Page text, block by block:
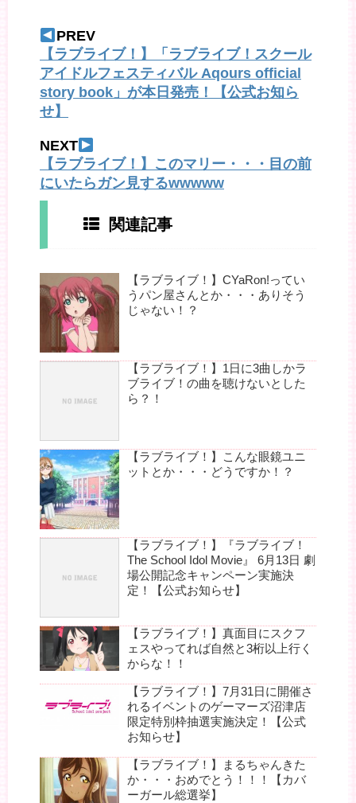
PREV
【ラブライブ！】「ラブライブ！スクール
アイドルフェスティバル Aqours official
story book」が本日発売！【公式お知ら
せ】
NEXT
【ラブライブ！】このマリー・・・目の前
にいたらガン見するwwwww
関連記事
【ラブライブ！】CYaRon!ってい
うパン屋さんとか・・・ありそう
じゃない！？
【ラブライブ！】1日に3曲しかラ
ブライブ！の曲を聴けないとした
ら？！
【ラブライブ！】こんな眼鏡ユニ
ットとか・・・どうですか！？
【ラブライブ！】『ラブライブ！
The School Idol Movie』 6月13日 劇
場公開記念キャンペーン実施決
定！【公式お知らせ】
【ラブライブ！】真面目にスクフ
ェスやってれば自然と3桁以上行く
からな！！
【ラブライブ！】7月31日に開催さ
れるイベントのゲーマーズ沼津店
限定特別枠抽選実施決定！【公式
お知らせ】
【ラブライブ！】まるちゃんきた
か・・・おめでとう！！！【カバ
ーガール総選挙】